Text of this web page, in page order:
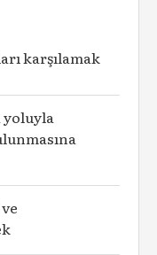
karşılamak